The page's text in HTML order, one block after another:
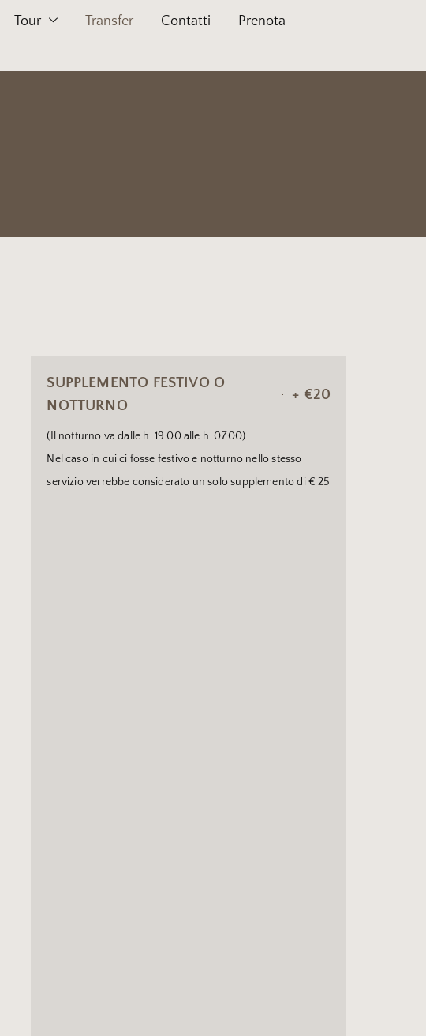
Tour Transfer Contatti Prenota
SUPPLEMENTO FESTIVO O
NOTTURNO
+ €20
(Il notturno va dalle h. 19.00 alle h. 07.00)
Nel caso in cui ci fosse festivo e notturno nello stesso
servizio verrebbe considerato un solo supplemento di € 25